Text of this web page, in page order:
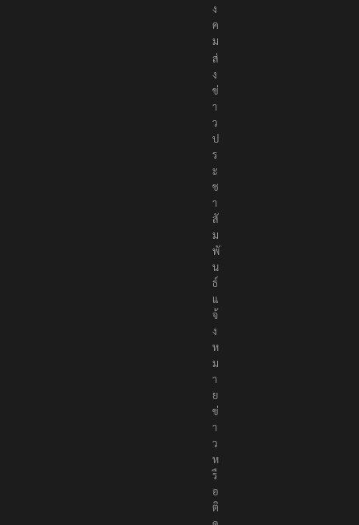
ง
ค
ม
ส่
ง
ข่
า
ว
ป
ร
ะ
ช
า
สั
ม
พั
น
ธ์
แ
จ้
ง
ห
ม
า
ย
ข่
า
ว
ห
รื
อ
ติ